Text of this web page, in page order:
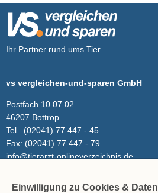
Ihr Partner rund ums Tier
vs vergleichen-und-sparen GmbH
Postfach 10 07 02
46207 Bottrop
Tel.
(02041) 77 447 - 45
Fax: (02041) 77 447 - 79
info@tierarzt-onlineverzeichnis.de
Inhalt
Einwilligung zu Cookies & Daten